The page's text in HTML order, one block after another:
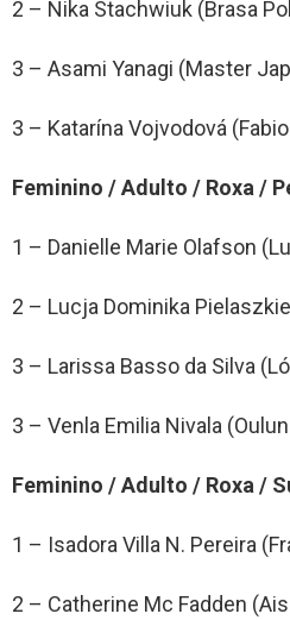
2 – Nika Stachwiuk (Brasa
3 – Asami Yanagi (Master
3 – Katarína Vojvodová
Feminino / Adulto / Roxa /
1 – Danielle Marie Olafson
2 – Lucja Dominika
3 – Larissa Basso da Silva
3 – Venla Emilia Nivala
Feminino / Adulto / Roxa /
1 – Isadora Villa N. Pereira
2 – Catherine Mc Fadden